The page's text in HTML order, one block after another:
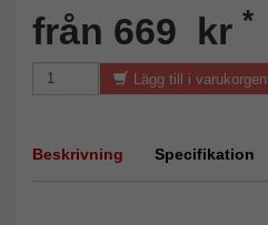
från 669 kr *
Lägg till i varukorgen
Beskrivning Specifikation